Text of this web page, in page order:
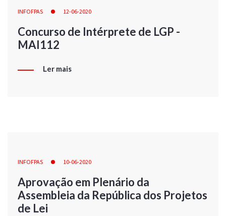
INFOFPAS 12-06-2020
Concurso de Intérprete de LGP -
MAI112
Ler mais
INFOFPAS 10-06-2020
Aprovação em Plenário da
Assembleia da República dos Projetos
de Lei